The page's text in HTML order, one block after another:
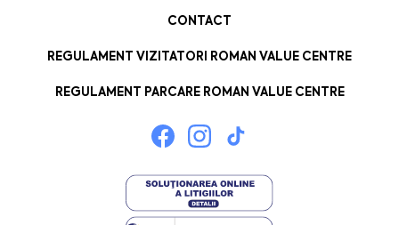
CONTACT
REGULAMENT VIZITATORI ROMAN VALUE CENTRE
REGULAMENT PARCARE ROMAN VALUE CENTRE